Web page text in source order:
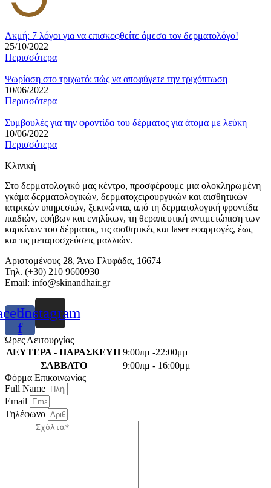
Ακμή: 7 λόγοι για να επισκεφθείτε άμεσα τον δερματολόγο!
25/10/2022
Περισσότερα
Ψωρίαση στο τριχωτό: πώς να αποφύγετε την τριχόπτωση
10/06/2022
Περισσότερα
Συμβουλές για την φροντίδα του δέρματος για άτομα με λεύκη
10/06/2022
Περισσότερα
Κλινική
Στο δερματολογικό μας κέντρο, προσφέρουμε μια ολοκληρωμένη
γκάμα δερματολογικών, δερματοχειρουργικών και αισθητικών
ιατρικών υπηρεσιών, ξεκινώντας από τη δερματολογική φροντίδα
παιδιών, εφήβων και ενηλίκων, τη θεραπευτική αντιμετώπιση των
καρκίνων του δέρματος, τις αισθητικές και laser εφαρμογές, έως
και τις μεταμοσχεύσεις μαλλιών.
Αριστομένους 28, Άνω Γλυφάδα, 16674
Τηλ. (+30) 210 9600930
Email: info@skinandhair.gr
f
Instagram
Ώρες Λειτουργίας
ΔΕΥΤΕΡΑ - ΠΑΡΑΣΚΕΥΗ 9:00πμ -22:00μμ
ΣΑΒΒΑΤΟ
9:00πμ - 16:00μμ
Φόρμα Επικοινωνίας
Full Name
Email
Τηλέφωνο